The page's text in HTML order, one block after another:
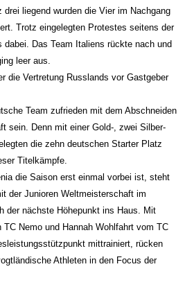
liegend wurden die Vier im Nachgang
Trotz eingelegten Protestes seitens der
dabei. Das Team Italiens rückte nach und
leer aus.
die Vertretung Russlands vor Gastgeber
Team zufrieden mit dem Abschneiden
sein. Denn mit einer Gold-, zwei Silber-
die zehn deutschen Starter Platz
Titelkämpfe.
die Saison erst einmal vorbei ist, steht
der Junioren Weltmeisterschaft im
der nächste Höhepunkt ins Haus. Mit
Nemo und Hannah Wohlfahrt vom TC
mittrainiert, rücken
Athleten in den Focus der